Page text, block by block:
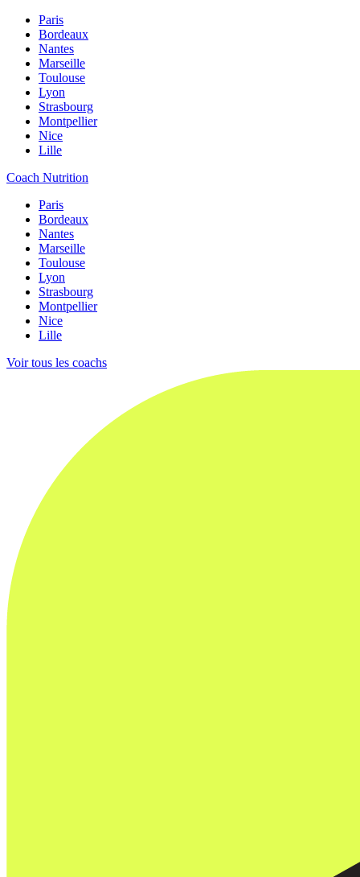
Paris
Bordeaux
Nantes
Marseille
Toulouse
Lyon
Strasbourg
Montpellier
Nice
Lille
Coach Nutrition
Paris
Bordeaux
Nantes
Marseille
Toulouse
Lyon
Strasbourg
Montpellier
Nice
Lille
Voir tous les coachs